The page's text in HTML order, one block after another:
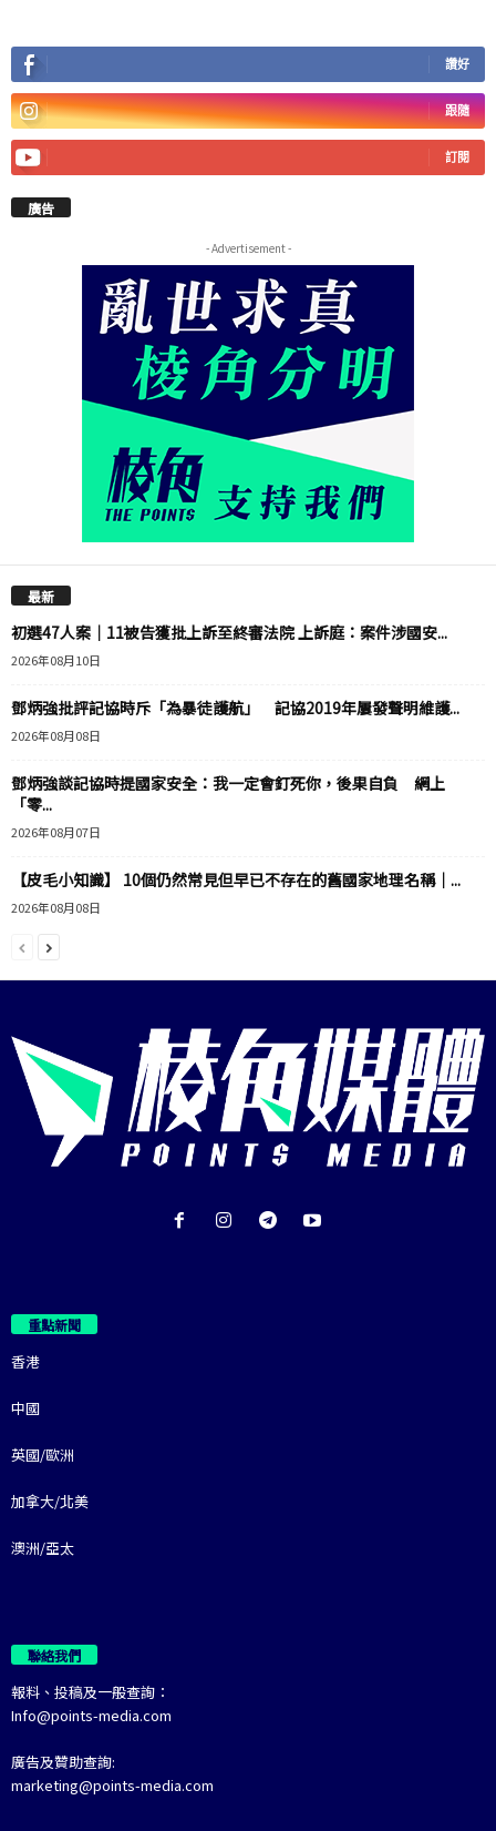
讚好
跟隨
訂閱
廣告
- Advertisement -
最新
初選47人案｜11被告獲批上訴至終審法院 上訴庭：案件涉國安...
2026年08月10日
鄧炳強批評記協時斥「為暴徒護航」 記協2019年屢發聲明維護...
2026年08月08日
鄧炳強談記協時提國家安全：我一定會釘死你，後果自負 網上
「零...
2026年08月07日
【皮毛小知識】 10個仍然常見但早已不存在的舊國家地理名稱｜...
2026年08月08日
重點新聞
香港
中國
英國/歐洲
加拿大/北美
澳洲/亞太
聯絡我們
報料、投稿及一般查詢：
Info@points-media.com
廣告及贊助查詢:
marketing@points-media.com